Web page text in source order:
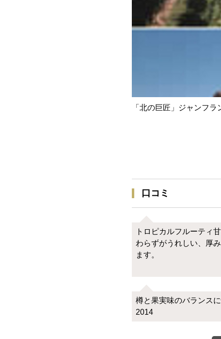
「北の巨匠」ジャンフ
口コミ
トロピカルフルーティ
わらずがうれしい、厚
ます。
樽と果実味のバランス
2014